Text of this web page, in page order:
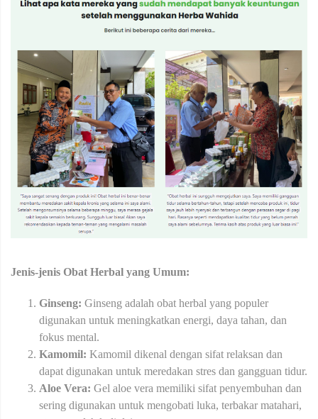
Jenis-jenis Obat Herbal yang Umum:
Ginseng: Ginseng adalah obat herbal yang populer
digunakan untuk meningkatkan energi, daya tahan, dan
fokus mental.
Kamomil: Kamomil dikenal dengan sifat relaksan dan
dapat digunakan untuk meredakan stres dan gangguan tidur.
Aloe Vera: Gel aloe vera memiliki sifat penyembuhan dan
sering digunakan untuk mengobati luka, terbakar matahari,